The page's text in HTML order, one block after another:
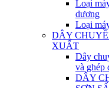
Loại
dương
Loại
DÂY
XUẤT
Dây
và ghép
DÂY